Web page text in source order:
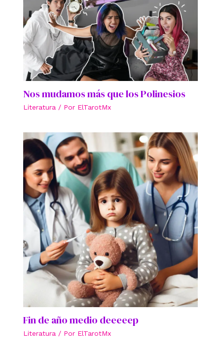
Nos mudamos más que los Polinesios
Literatura / Por ElTarotMx
Fin de año medio deeeeep
Literatura / Por ElTarotMx